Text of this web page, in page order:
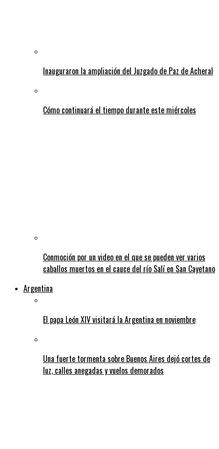
Inauguraron la ampliación del Juzgado de Paz de Acheral
Cómo continuará el tiempo durante este miércoles
Conmoción por un video en el que se pueden ver varios
caballos muertos en el cauce del río Salí en San Cayetano
Argentina
El papa León XIV visitará la Argentina en noviembre
Una fuerte tormenta sobre Buenos Aires dejó cortes de
luz, calles anegadas y vuelos demorados